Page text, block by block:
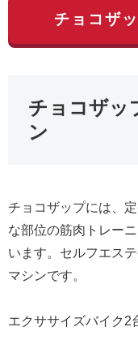
チョコザ
チョコザッ
ン
チョコザップには、
な部位の筋肉トレー
います。セルフエス
マシンです。
エクササイズバイク2